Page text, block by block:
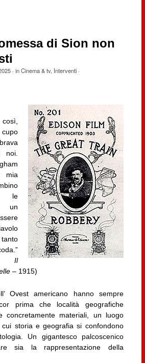
di Sion non
· inCinema & tv, Interventi·
noi.
mia
le
un
Il
– 1915)
Ovest americano hanno sempre
prima che località geografiche
concretamente materiali, un luogo
cui storia e geografia si confondono
Un gigantesco palcoscenico
sia la rappresentazione della